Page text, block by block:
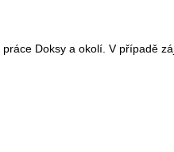
Doksy a okolí. V případě